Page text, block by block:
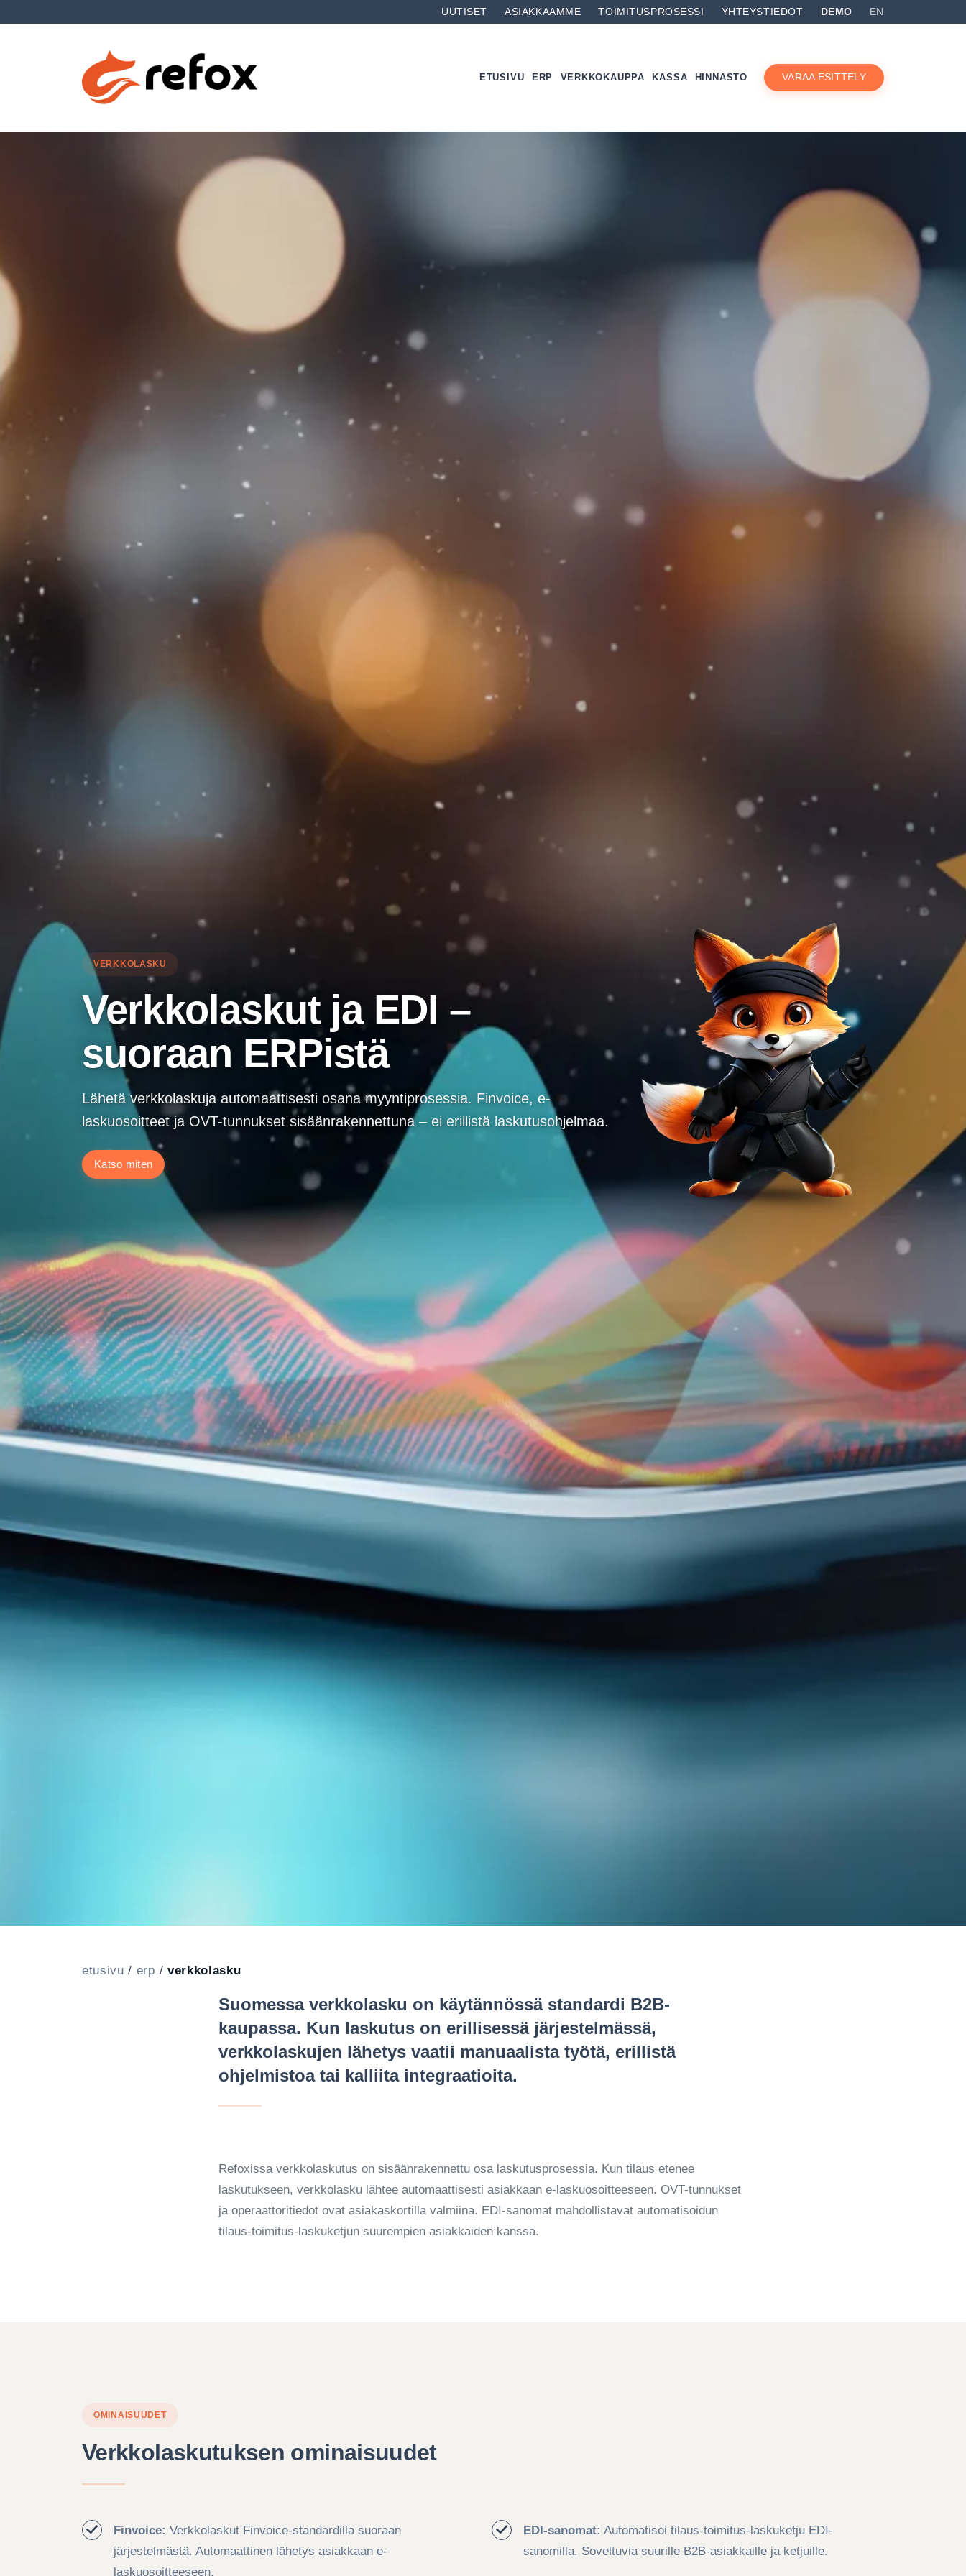
UUTISET ASIAKKAAMME TOIMITUSPROSESSI YHTEYSTIEDOT DEMO EN
ETUSIVU ERP VERKKOKAUPPA KASSA HINNASTO VARAA ESITTELY
VERKKOLASKU
Verkkolaskut ja EDI –
suoraan ERPistä
Lähetä verkkolaskuja automaattisesti osana myyntiprosessia. Finvoice, e-
laskuosoitteet ja OVT-tunnukset sisäänrakennettuna – ei erillistä laskutusohjelmaa.
Katso miten
etusivu / erp / verkkolasku
Suomessa verkkolasku on käytännössä standardi B2B-
kaupassa. Kun laskutus on erillisessä järjestelmässä,
verkkolaskujen lähetys vaatii manuaalista työtä, erillistä
ohjelmistoa tai kalliita integraatioita.
Refoxissa verkkolaskutus on sisäänrakennettu osa laskutusprosessia. Kun tilaus etenee
laskutukseen, verkkolasku lähtee automaattisesti asiakkaan e-laskuosoitteeseen. OVT-tunnukset
ja operaattoritiedot ovat asiakaskortilla valmiina. EDI-sanomat mahdollistavat automatisoidun
tilaus-toimitus-laskuketjun suurempien asiakkaiden kanssa.
OMINAISUUDET
Verkkolaskutuksen ominaisuudet
Finvoice: Verkkolaskut Finvoice-standardilla suoraan
järjestelmästä. Automaattinen lähetys asiakkaan e-
laskuosoitteeseen.
EDI-sanomat: Automatisoi tilaus-toimitus-laskuketju EDI-
sanomilla. Soveltuvia suurille B2B-asiakkaille ja ketjuille.